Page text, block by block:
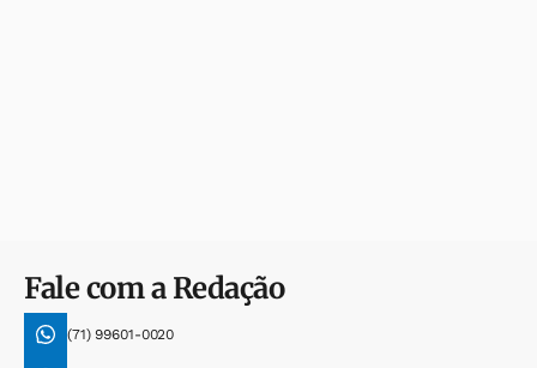
Fale com a Redação
(71) 99601-0020